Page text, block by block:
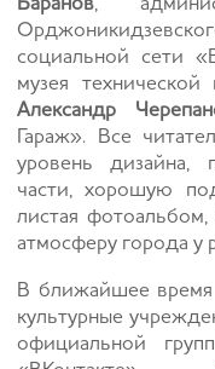
Баранов,
социальной сети
музея
Александр
Гараж». Все
уровень дизайна,
части, хорошую
листая
атмосферу города у
В ближайшее время
культурные
официальной